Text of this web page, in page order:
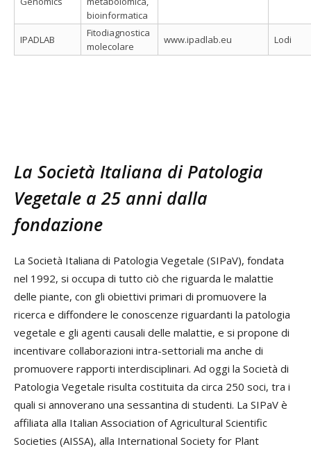
bioinformatica
IPADLAB
Fitodiagnostica
molecolare
www.ipadlab.eu Lodi
La Società Italiana di Patologia
Vegetale a 25 anni dalla
fondazione
La Società Italiana di Patologia Vegetale (SIPaV), fondata
nel 1992, si occupa di tutto ciò che riguarda le malattie
delle piante, con gli obiettivi primari di promuovere la
ricerca e diffondere le conoscenze riguardanti la patologia
vegetale e gli agenti causali delle malattie, e si propone di
incentivare collaborazioni intra-settoriali ma anche di
promuovere rapporti interdisciplinari. Ad oggi la Società di
Patologia Vegetale risulta costituita da circa 250 soci, tra i
quali si annoverano una sessantina di studenti. La SIPaV è
affiliata alla Italian Association of Agricultural Scientific
Societies (AISSA), alla International Society for Plant